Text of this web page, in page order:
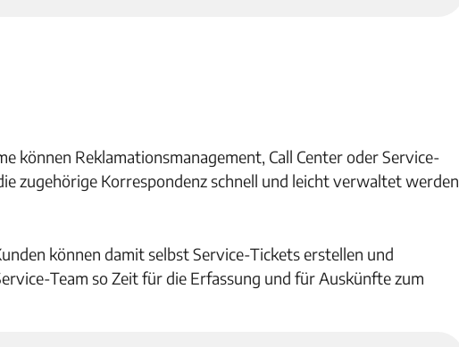
können Reklamationsmanagement, Call Center oder Service-
zugehörige Korrespondenz schnell und leicht verwaltet werden
können damit selbst Service-Tickets erstellen und
Team so Zeit für die Erfassung und für Auskünfte zum